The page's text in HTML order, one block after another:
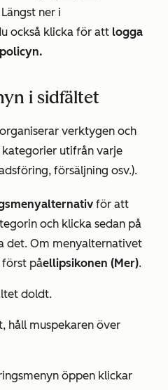
ner i
också klicka för att logga
i sidfältet
verktygen och
utifrån varje
försäljning osv.).
för att
och klicka sedan på
det. Om menyalternativet
först påellipsikonen (Mer).
doldt.
håll muspekaren över
öppen klickar